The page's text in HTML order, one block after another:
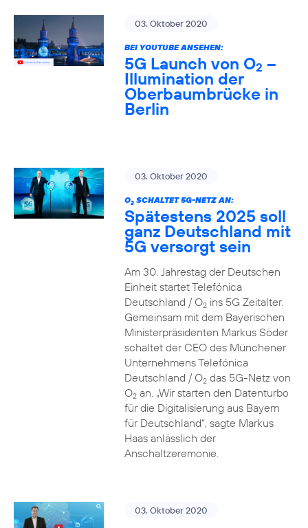
03. Oktober 2020
BEI YOUTUBE ANSEHEN:
5G Launch von O2 –
Illumination der
Oberbaumbrücke in
Berlin
03. Oktober 2020
O2SCHALTET 5G-NETZ AN:
Spätestens 2025 soll
ganz Deutschland mit
5G versorgt sein
Am 30. Jahrestag der Deutschen
Einheit startet Telefónica
Deutschland / O2ins 5G Zeitalter.
Gemeinsam mit dem Bayerischen
Ministerpräsidenten Markus Söder
schaltet der CEO des Münchener
Unternehmens Telefónica
Deutschland / O2das 5G-Netz von
O2an. „Wir starten den Datenturbo
für die Digitalisierung aus Bayern
für Deutschland“, sagte Markus
Haas anlässlich der
Anschaltzeremonie.
03. Oktober 2020